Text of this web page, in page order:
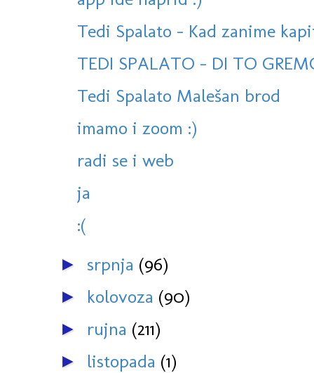
Tedi Spalato - Kad zanime
TEDI SPALATO - DI TO
Tedi Spalato Malešan brod
imamo i zoom :)
radi se i web
ja
:(
► srpnja (96)
► kolovoza (90)
► rujna (211)
► listopada (1)